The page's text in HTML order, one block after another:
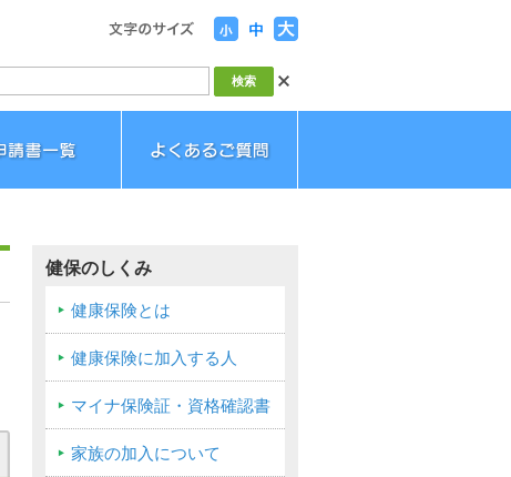
健保のしくみ
健康保険とは
健康保険に加入する人
マイナ保険証・資格確認書
家族の加入について